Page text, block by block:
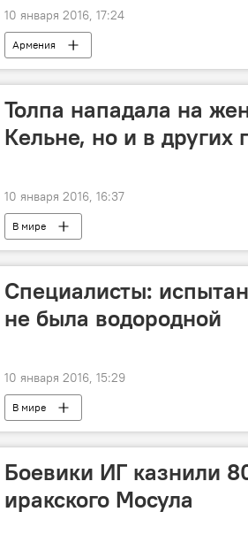
10 января 2016, 17:24
Армения
Толпа нападала на
Кельне, но и в других
10 января 2016, 16:37
В мире
Специалисты:
не была водородной
10 января 2016, 15:29
В мире
Боевики ИГ казнили
иракского Мосула